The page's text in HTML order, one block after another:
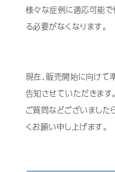
様々な症例に適応可能
る必要がなくなります。
現在、販売開始に向けて
告知させていただきます。
ご質問などございましたら
くお願い申し上げます。